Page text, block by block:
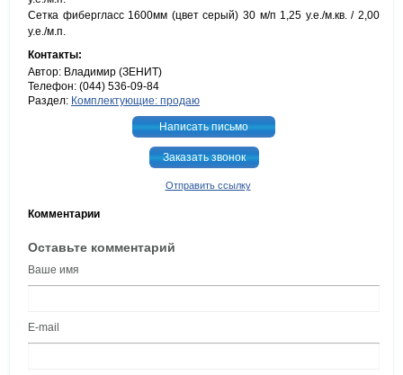
Сетка фибергласс 1600мм (цвет серый) 30 м/п 1,25 у.е./м.кв. / 2,00
у.е./м.п.
Контакты:
Автор: Владимир (ЗЕНИТ)
Телефон: (044) 536-09-84
Раздел: Комплектующие: продаю
Написать письмо
Заказать звонок
Отправить ссылку
Комментарии
Оставьте комментарий
Ваше имя
E-mail